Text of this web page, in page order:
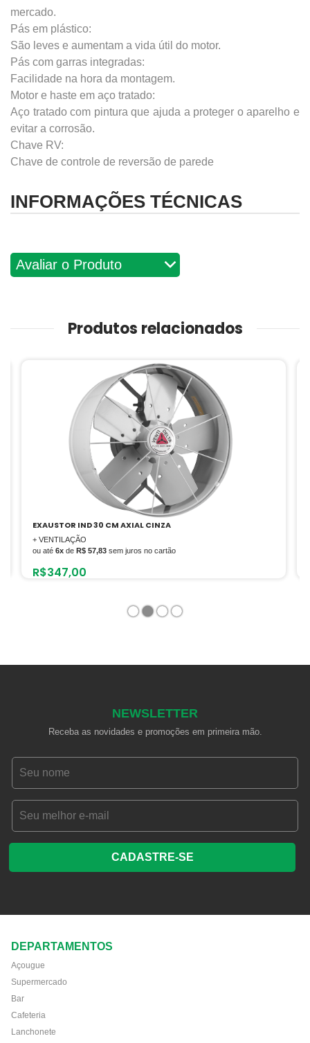
mercado.
Pás em plástico:
São leves e aumentam a vida útil do motor.
Pás com garras integradas:
Facilidade na hora da montagem.
Motor e haste em aço tratado:
Aço tratado com pintura que ajuda a proteger o aparelho e
evitar a corrosão.
Chave RV:
Chave de controle de reversão de parede
INFORMAÇÕES TÉCNICAS
Avaliações
Produtos relacionados
EXAUSTOR IND 30 CM AXIAL CINZA
+ VENTILAÇÃO
ou até 6x de R$ 57,83 sem juros no cartão
R$347,00
1 2 3 4
NEWSLETTER
Receba as novidades e promoções em primeira mão.
CADASTRE-SE
DEPARTAMENTOS
Açougue
Supermercado
Bar
Cafeteria
Lanchonete